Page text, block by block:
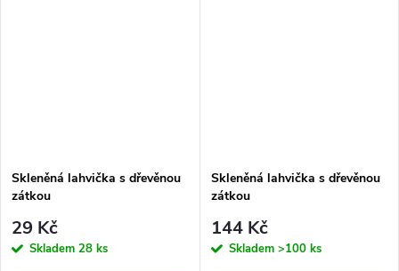
Skleněná lahvička s dřevěnou
zátkou
29 Kč
Skladem 28 ks
Skleněná lahvička s dřevěnou
zátkou
144 Kč
Skladem >100 ks